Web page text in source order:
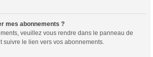
mes abonnements ?
veuillez vous rendre dans le panneau de
suivre le lien vers vos abonnements.